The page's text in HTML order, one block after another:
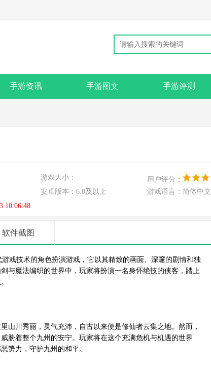
手游资讯 手游图文 手游评测
游戏大小：
用户评分：
安卓版本： 6.0及以上 游戏语言： 简体中文
10:06:48
软件截图
戏技术的角色扮演游戏，它以其精致的画面、深邃的剧情和独
与魔法编织的世界中，玩家将扮演一名身怀绝技的侠客，踏上
山川秀丽，灵气充沛，自古以来便是修仙者云集之地。然而，
胁着整个九州的安宁。玩家将在这个充满危机与机遇的世界
势力，守护九州的和平。